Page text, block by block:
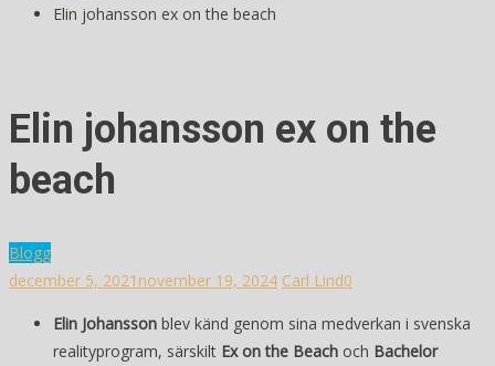
Elin johansson ex on the beach
Elin johansson ex on the
beach
Blogg
december 5, 2021 november 19, 2024 Carl Lind0
Elin Johansson blev känd genom sina medverkan i svenska
realityprogram, särskilt Ex on the Beach och Bachelor